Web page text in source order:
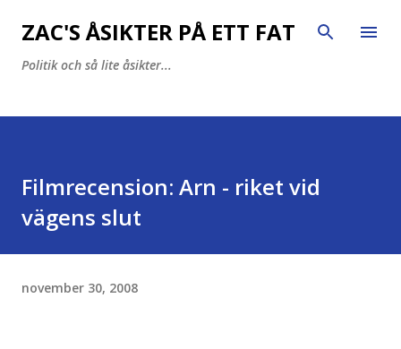
Fortsätt till huvudinnehåll
ZAC'S ÅSIKTER PÅ ETT FAT
Politik och så lite åsikter...
Filmrecension: Arn - riket vid
vägens slut
november 30, 2008